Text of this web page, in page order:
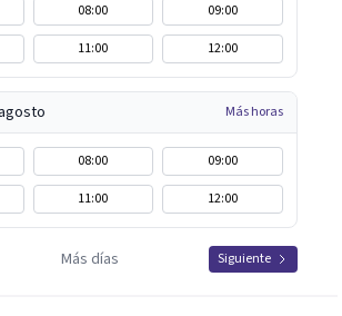
08:00
09:00
11:00 12:00
Más horas
08:00
09:00
11:00 12:00
Más días Siguiente